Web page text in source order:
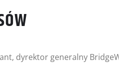
dyrektor generalny